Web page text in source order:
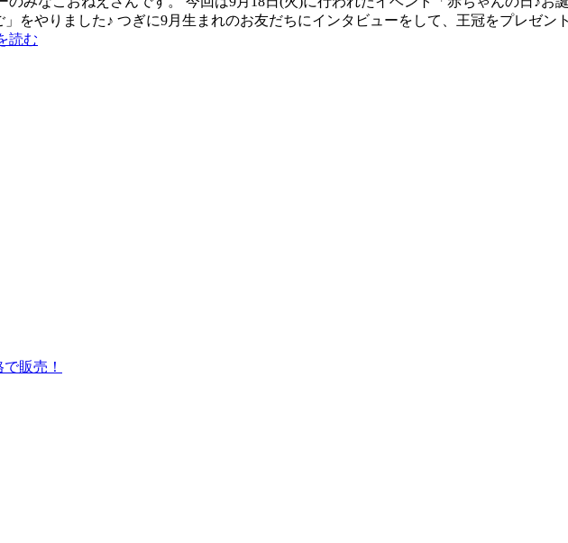
」をやりました♪ つぎに9月生まれのお友だちにインタビューをして、王冠をプレゼ
読む
販売！